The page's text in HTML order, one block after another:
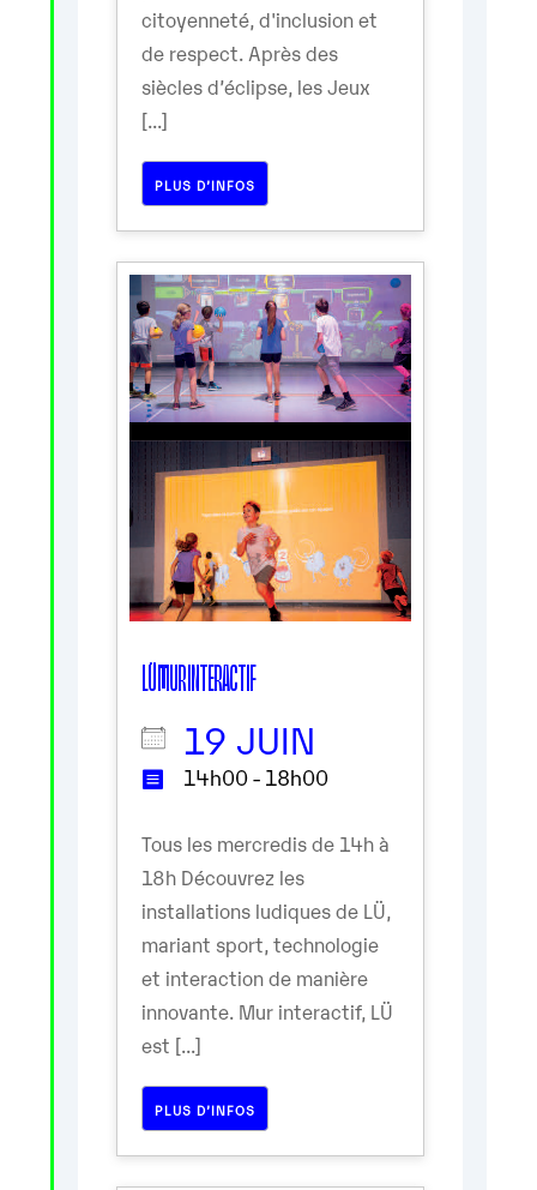
citoyenneté, d'inclusion et
de respect. Après des
siècles d’éclipse, les Jeux
[...]
PLUS D’INFOS
LÜ MUR INTERACTIF
19 JUIN
14h00 - 18h00
Tous les mercredis de 14h à
18h Découvrez les
installations ludiques de LÜ,
mariant sport, technologie
et interaction de manière
innovante. Mur interactif, LÜ
est [...]
PLUS D’INFOS